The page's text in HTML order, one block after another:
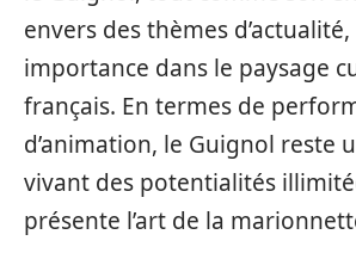
envers des thèmes
importance dans le paysage
français. En termes de
d’animation, le Guignol reste
vivant des potentialités
présente l’art de la